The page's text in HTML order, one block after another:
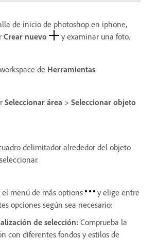
de inicio de photoshop en iphone,
Crear nuevo y examinar una foto.
de Herramientas.
Seleccionar área > Seleccionar objeto
delimitador alrededor del objeto
el menú de más options
y elige entre
opciones según sea necesario:
de selección: Comprueba la
con diferentes fondos y estilos de